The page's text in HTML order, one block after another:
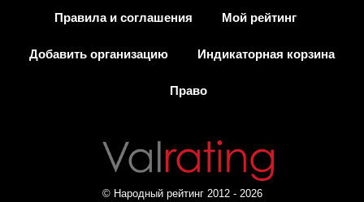
Правила и соглашения Мой рейтинг
Добавить организацию Индикаторная корзина
Право
© Народный рейтинг 2012 - 2026